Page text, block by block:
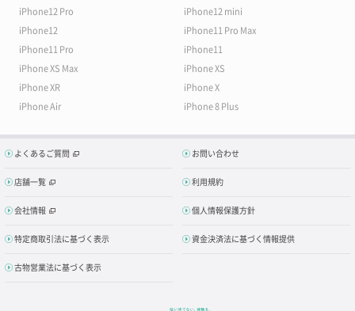
iPhone12 Pro
iPhone12 mini
iPhone12
iPhone11 Pro Max
iPhone11 Pro
iPhone11
iPhone XS Max
iPhone XS
iPhone XR
iPhone X
iPhone Air
iPhone 8 Plus
よくあるご質問 お問い合わせ
店舗一覧 利用規約
会社情報 個人情報保護方針
特定商取引法に基づく表示 資金決済法に基づく情報提供
古物営業法に基づく表示